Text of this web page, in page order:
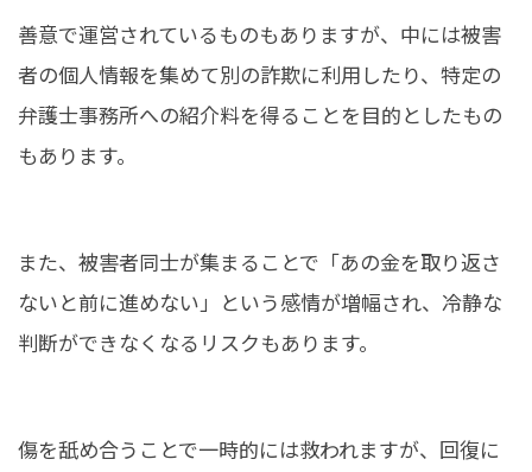
善意で運営されているものもありますが、中には被害
者の個人情報を集めて別の詐欺に利用したり、特定の
弁護士事務所への紹介料を得ることを目的としたもの
もあります。
また、被害者同士が集まることで「あの金を取り返さ
ないと前に進めない」という感情が増幅され、冷静な
判断ができなくなるリスクもあります。
傷を舐め合うことで一時的には救われますが、回復に